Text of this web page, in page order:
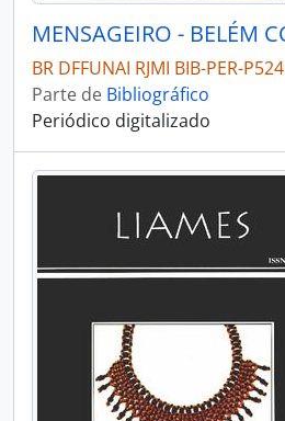
BR DFFUNAI RJMI BIB-PER-P524
Parte de Bibliográfico
Periódico digitalizado